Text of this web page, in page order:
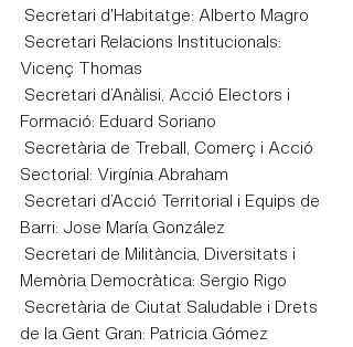
Secretari d'Habitatge: Alberto Magro
Secretari Relacions Institucionals:
Vicenç Thomas
Secretari d’Anàlisi, Acció Electors i
Formació: Eduard Soriano
Secretària de Treball, Comerç i Acció
Sectorial: Virgínia Abraham
Secretari d’Acció Territorial i Equips de
Barri: Jose María González
Secretari de Militància, Diversitats i
Memòria Democràtica: Sergio Rigo
Secretària de Ciutat Saludable i Drets
de la Gent Gran: Patricia Gómez